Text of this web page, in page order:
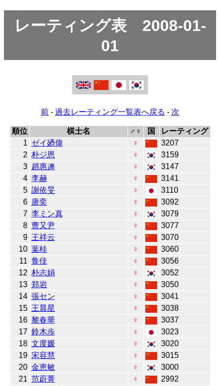
レーティング表 2008-01-
01
前 - 過去レーティング一覧表へ戻る - 次
順位 棋士名 ♂♀ 国
レーティング
1 ゼイ廼偉 ♀
3207
2 朴ジ恩 ♀
3159
3 趙惠連 ♀
3147
4 李赫 ♀
3141
5 謝依旻 ♀
3110
6 唐奕 ♀
3092
7 李ミン真 ♀
3079
8 曹又尹 ♀
3077
9 王祥云 ♀
3070
10 葉桂 ♀
3060
11 鲁佳 ♀
3056
12 朴志娟 ♀
3052
13 郑岩 ♀
3050
14 張セン ♀
3041
15 王晨星 ♀
3038
16 黎春華 ♀
3037
17 鈴木歩 ♀
3023
18 文度媛 ♀
3020
19 宋容慧 ♀
3015
20 金恵敏 ♀
3000
21 范蔚菁 ♀
2992